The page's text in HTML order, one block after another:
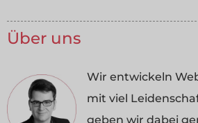
Über uns
Wir entwickeln
mit viel
geben wir dabei